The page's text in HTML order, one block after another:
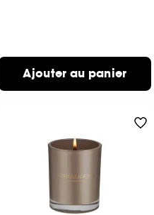
Ajouter au panier